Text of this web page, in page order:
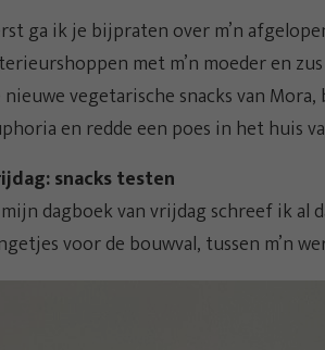
ga ik je bijpraten over m’n
met m’n moeder en
nieuwe vegetarische snacks van
en redde een poes in het huis
snacks testen
dagboek van vrijdag schreef ik al
voor de bouwval, tussen m’n